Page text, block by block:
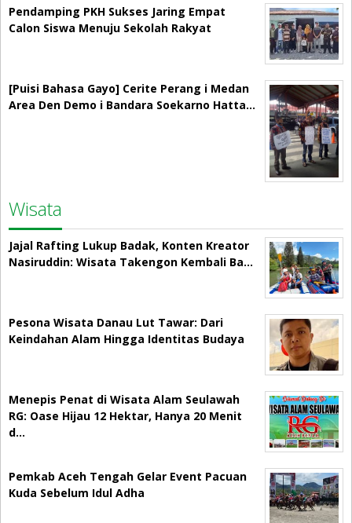
Pendamping PKH Sukses Jaring Empat
Calon Siswa Menuju Sekolah Rakyat
[Puisi Bahasa Gayo] Cerite Perang i Medan
Area Den Demo i Bandara Soekarno Hatta…
Wisata
Jajal Rafting Lukup Badak, Konten Kreator
Nasiruddin: Wisata Takengon Kembali Ba…
Pesona Wisata Danau Lut Tawar: Dari
Keindahan Alam Hingga Identitas Budaya
Menepis Penat di Wisata Alam Seulawah
RG: Oase Hijau 12 Hektar, Hanya 20 Menit
d…
Pemkab Aceh Tengah Gelar Event Pacuan
Kuda Sebelum Idul Adha